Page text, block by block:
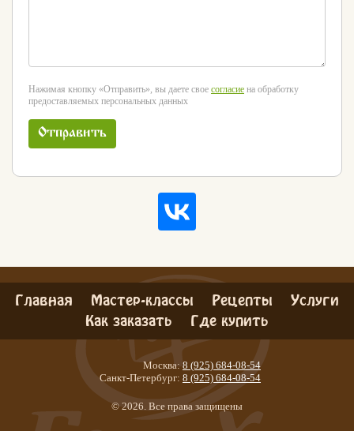
Нажимая кнопку «Отправить», вы даете свое согласие на обработку
предоставляемых персональных данных
Отправить
Главная Мастер-классы Рецепты Услуги
Как заказать Где купить
Москва: 8 (925) 684-08-54
Санкт-Петербург: 8 (925) 684-08-54
© 2026. Все права защищены